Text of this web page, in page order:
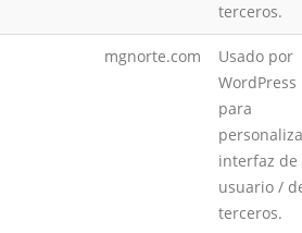
terceros.
mgnorte.com
Usado por
WordPress
para
interfaz de
usuario /
terceros.